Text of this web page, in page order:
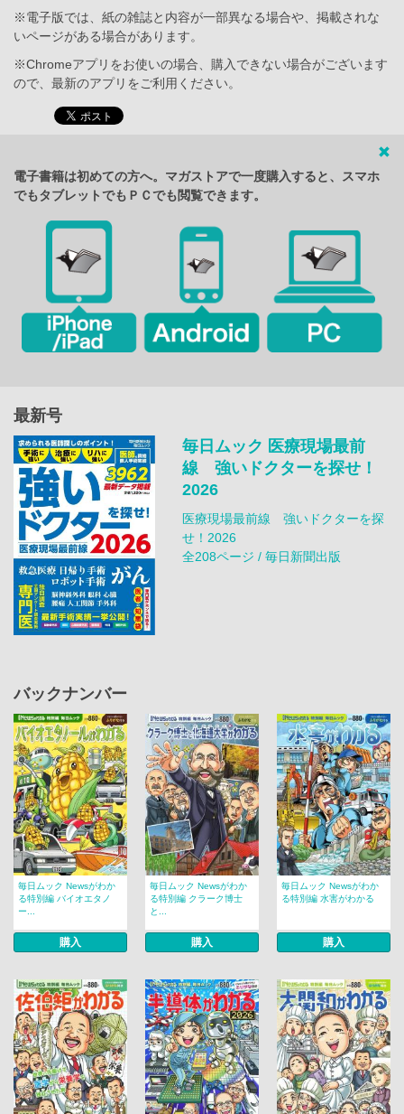
※電子版では、紙の雑誌と内容が一部異なる場合や、掲載されな
いページがある場合があります。
※Chromeアプリをお使いの場合、購入できない場合がございます
ので、最新のアプリをご利用ください。
電子書籍は初めての方へ。マガストアで一度購入すると、スマホ
でもタブレットでもＰＣでも閲覧できます。
最新号
毎日ムック 医療現場最前
線 強いドクターを探せ！
2026
医療現場最前線 強いドクターを探
せ！2026
全208ページ / 毎日新聞出版
バックナンバー
毎日ムック Newsがわか
る特別編 バイオエタノ
ー...
購入
毎日ムック Newsがわか
る特別編 クラーク博士
と...
購入
毎日ムック Newsがわか
る特別編 水害がわかる
購入